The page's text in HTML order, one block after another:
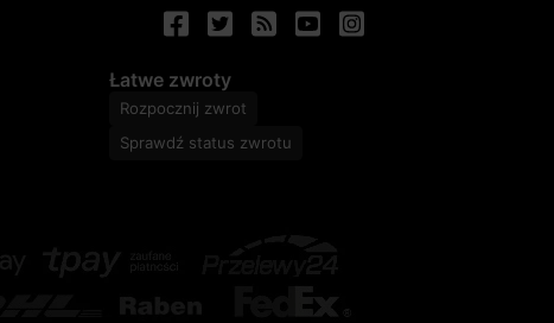
Łatwe zwroty
Rozpocznij zwrot
Sprawdź status zwrotu